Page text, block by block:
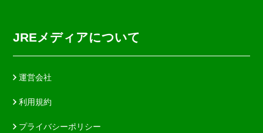
JREメディアについて
運営会社
利用規約
プライバシーポリシー